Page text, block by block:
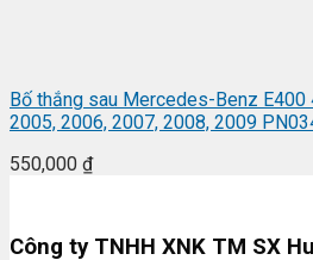
Bố thắng sau Mercedes-Benz E400
2005, 2006, 2007, 2008, 2009
550,000 ₫
Công ty TNHH XNK TM SX